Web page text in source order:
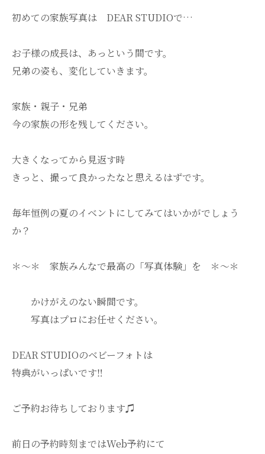
初めての家族写真は DEAR STUDIOで…
お子様の成長は、あっという間です。
兄弟の姿も、変化していきます。
家族・親子・兄弟
今の家族の形を残してください。
大きくなってから見返す時
きっと、撮って良かったなと思えるはずです。
毎年恒例の夏のイベントにしてみてはいかがでしょう
か？
＊～＊ 家族みんなで最高の「写真体験」を ＊～＊
かけがえのない瞬間です。
写真はプロにお任せください。
DEAR STUDIOのベビーフォトは
特典がいっぱいです‼️
ご予約お待ちしております♫
前日の予約時刻まではWeb予約にて